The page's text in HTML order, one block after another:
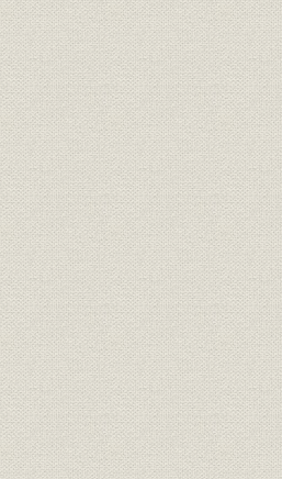
未整頓総合死亡率
未整頓選択死亡率(男子・契約件
数)
未整頓選択死亡率(男子・保険金
額)
未整頓選択死亡率(女子・契約件
数)
未整頓選択死亡率(女子・保険金
額)
未整頓五年截断死亡率
整頓総合死亡率(男子)
整頓選択及截断死亡率(男子・契
約件数)
整頓選択及截断死亡率(男子・保
険金額)